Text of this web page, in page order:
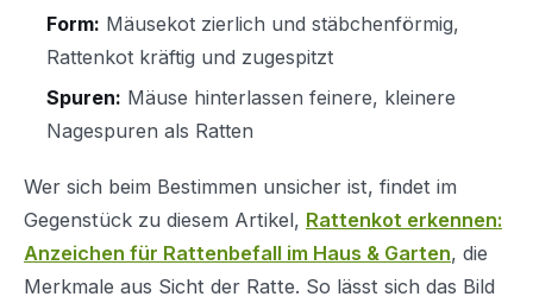
Form: Mäusekot zierlich und stäbchenförmig,
Rattenkot kräftig und zugespitzt
Spuren: Mäuse hinterlassen feinere, kleinere
Nagespuren als Ratten
Wer sich beim Bestimmen unsicher ist, findet im
Gegenstück zu diesem Artikel, Rattenkot erkennen:
Anzeichen für Rattenbefall im Haus & Garten, die
Merkmale aus Sicht der Ratte. So lässt sich das Bild